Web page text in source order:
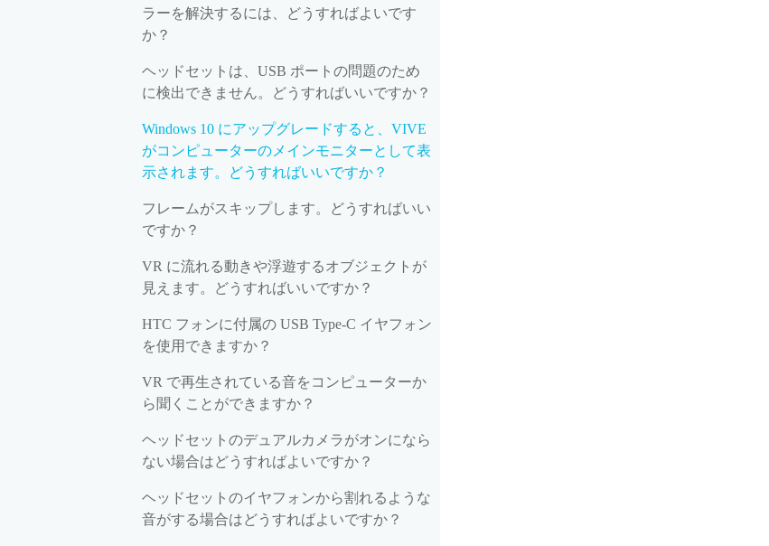
ラーを解決するには、どうすればよいです
か？
ヘッドセットは、USB ポートの問題のため
に検出できません。どうすればいいですか？
Windows 10 にアップグレードすると、VIVE
がコンピューターのメインモニターとして表
示されます。どうすればいいですか？
フレームがスキップします。どうすればいい
ですか？
VR に流れる動きや浮遊するオブジェクトが
見えます。どうすればいいですか？
HTC フォンに付属の USB Type-C イヤフォン
を使用できますか？
VR で再生されている音をコンピューターか
ら聞くことができますか？
ヘッドセットのデュアルカメラがオンになら
ない場合はどうすればよいですか？
ヘッドセットのイヤフォンから割れるような
音がする場合はどうすればよいですか？